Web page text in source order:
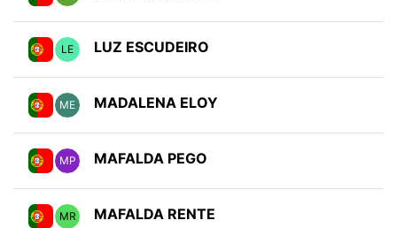
LE LUZ ESCUDEIRO
ME MADALENA ELOY
MP MAFALDA PEGO
MR MAFALDA RENTE